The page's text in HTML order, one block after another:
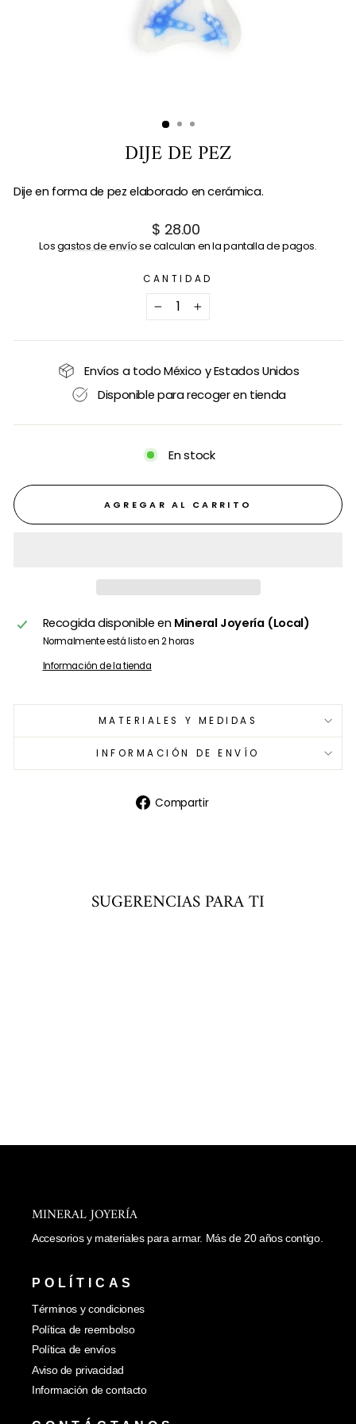
DIJE DE PEZ
Dije en forma de pez elaborado en cerámica.
Precio
habitual
$ 28.00
Losgastos de envíose calculan en la pantalla de pagos.
CANTIDAD
− +
Envíos a todo México y Estados Unidos
Disponible para recoger en tienda
En stock
AGREGAR AL CARRITO
Recogida disponible en Mineral Joyería (Local)
Normalmente está listo en 2 horas
Información de la tienda
MATERIALES Y MEDIDAS
INFORMACIÓN DE ENVÍO
Compartir
SUGERENCIAS PARA TI
MINERAL JOYERÍA
Accesorios y materiales para armar. Más de 20 años contigo.
POLÍTICAS
Términos y condiciones
Política de reembolso
Política de envíos
Aviso de privacidad
Información de contacto